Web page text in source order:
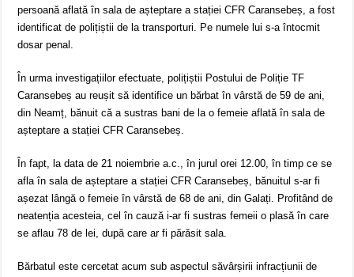
persoană aflată în sala de așteptare a stației CFR Caransebeș, a fost
identificat de polițiștii de la transporturi. Pe numele lui s-a întocmit
dosar penal.
În urma investigațiilor efectuate, polițiștii Postului de Poliție TF
Caransebeș au reușit să identifice un bărbat în vârstă de 59 de ani,
din Neamț, bănuit că a sustras bani de la o femeie aflată în sala de
așteptare a stației CFR Caransebeș.
În fapt, la data de 21 noiembrie a.c., în jurul orei 12.00, în timp ce se
afla în sala de așteptare a stației CFR Caransebeș, bănuitul s-ar fi
așezat lângă o femeie în vârstă de 68 de ani, din Galați. Profitând de
neatenția acesteia, cel în cauză i-ar fi sustras femeii o plasă în care
se aflau 78 de lei, după care ar fi părăsit sala.
Bărbatul este cercetat acum sub aspectul săvârșirii infracțiunii de